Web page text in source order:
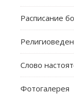
Расписание
Слово
Фотогалерея